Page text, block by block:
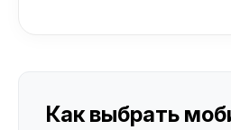
Как выбрать